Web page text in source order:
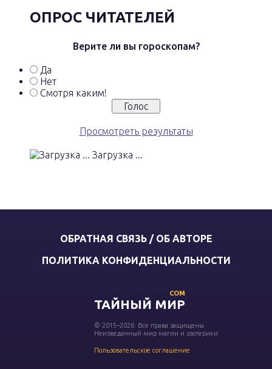
ОПРОС ЧИТАТЕЛЕЙ
Верите ли вы гороскопам?
Да
Нет
Смотря каким!
Просмотреть результаты
Загрузка ...
ОБРАТНАЯ СВЯЗЬ / ОБ АВТОРЕ
ПОЛИТИКА КОНФИДЕНЦИАЛЬНОСТИ
ТАЙНЫЙ МИР
COM
© 2015–2026. Все права защищены
Неизведанный мир магии и эзотерики
Пользовательское соглашение